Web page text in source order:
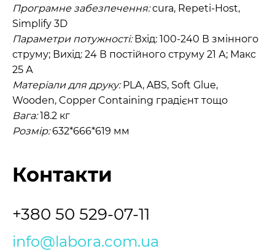
Програмне забезпечення:cura, Repeti-Host,
Simplify 3D
Параметри потужності:Вхід: 100-240 В змінного
струму; Вихід: 24 В постійного струму 21 А; Макс
25 А
Матеріали для друку:PLA, ABS, Soft Glue,
Wooden, Copper Containing градієнт тощо
Вага:18.2 кг
Розмір:632*666*619 мм
Контакти
+380 50 529-07-11
info@labora.com.ua